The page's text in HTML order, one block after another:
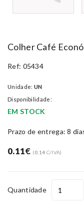
Colher Café
Ref: 05434
Unidade: UN
Disponibilidade:
EM STOCK
Prazo de entrega: 8
0.11€ (0.14 C/IVA)
Quantidade